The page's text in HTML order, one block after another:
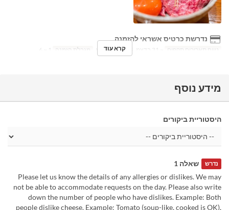
נדרשת כרטיס אשראי להזמנה
טווח תאריכים תקפים ימים מגבלת הזמנה קרא עוד
מידע נוסף
היסטוריית ביקורים
שאלה 1 נדרש
Please let us know the details of any allergies or dislikes. We may
not be able to accommodate requests on the day. Please also write
down the number of people who have dislikes. Example: Both
people dislike cheese. Example: Tomato (soup-like, cooked is OK),